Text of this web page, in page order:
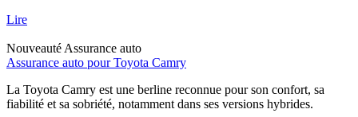
Lire
Nouveauté Assurance auto
Assurance auto pour Toyota Camry
La Toyota Camry est une berline reconnue pour son confort, sa
fiabilité et sa sobriété, notamment dans ses versions hybrides.